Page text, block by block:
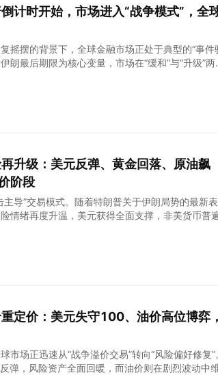
计时开始，市场进入“战争模式”，全
摇摆的背景下，全球金融市场正处于典型的“事件
朗最后期限为核心变量，市场在“缓和”与“升级”两
升级：美元反弹、黄金回落、原油飙
阶段
导”交易模式。随着特朗普关于伊朗局势的最新
情绪再度升温，美元获得全面支撑，非美货币普
定价：美元失守100、油价高位博弈，
场正迅速从“战争溢价交易”转向“风险偏好修复”
弹，风险资产全面回暖，而油价则在剧烈波动中